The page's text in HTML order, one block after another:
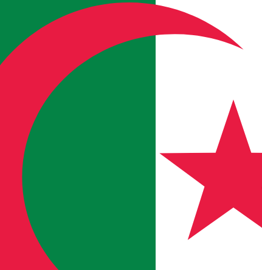
et du Developpement Rural dans Algeria
l'Agriculture et du Developpement Rural dans Algeria.